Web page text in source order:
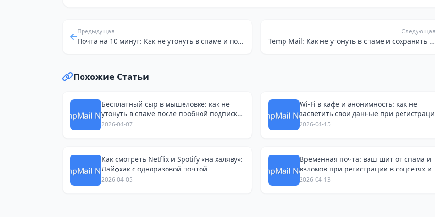
Предыдущая
Почта на 10 минут: Как не утонуть в спаме и получить нужный документ
Следующая
Temp Mail: Как не утонуть в спаме и сохранить нервы при онлайн-шопинге
Похожие Статьи
Бесплатный сыр в мышеловке: как не
утонуть в спаме после пробной подписки
и поиска работы
2026-04-07
Wi-Fi в кафе и анонимность: как не
засветить свои данные при
на сайтах
2026-04-15
Как смотреть Netflix и Spotify «на халяву»:
Лайфхак с одноразовой почтой
2026-04-05
Временная почта: ваш щит от спама и
взломов при регистрации в соцсетях и
Avito
2026-04-13